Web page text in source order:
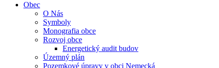
Obec
O Nás
Symboly
Monografia obce
Rozvoj obce
Energetický audit budov
Územný plán
Pozemkové úpravy v obci Nemecká